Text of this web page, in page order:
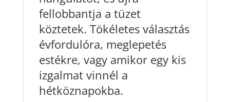
fellobbantja a tüzet
köztetek. Tökéletes választás
évfordulóra, meglepetés
estékre, vagy amikor egy kis
izgalmat vinnél a
hétköznapokba.